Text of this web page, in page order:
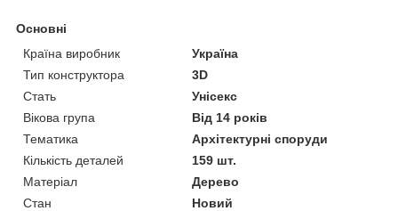
Основні
Країна виробник
Україна
Тип конструктора
3D
Стать
Унісекс
Вікова група
Від 14 років
Тематика
Архітектурні споруди
Кількість деталей
159 шт.
Матеріал
Дерево
Стан
Новий